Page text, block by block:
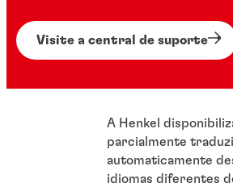
Visite a central de suporte
A Henkel
parcialmente
automaticamente
idiomas diferentes